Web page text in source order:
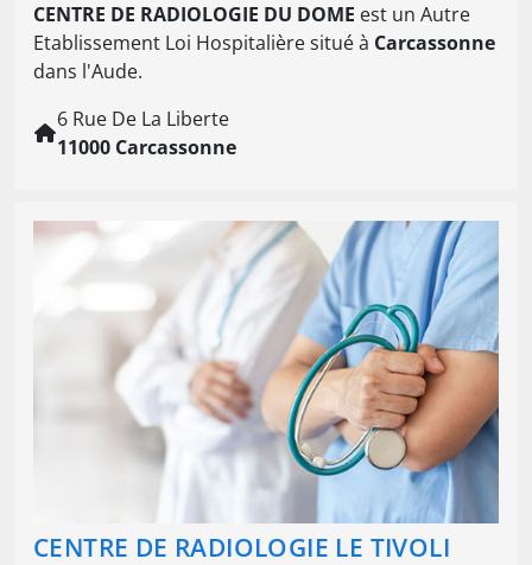
CENTRE DE RADIOLOGIE DU DOME est un Autre
Etablissement Loi Hospitalière situé à Carcassonne
dans l'Aude.
6 Rue De La Liberte
11000 Carcassonne
CENTRE DE RADIOLOGIE LE TIVOLI